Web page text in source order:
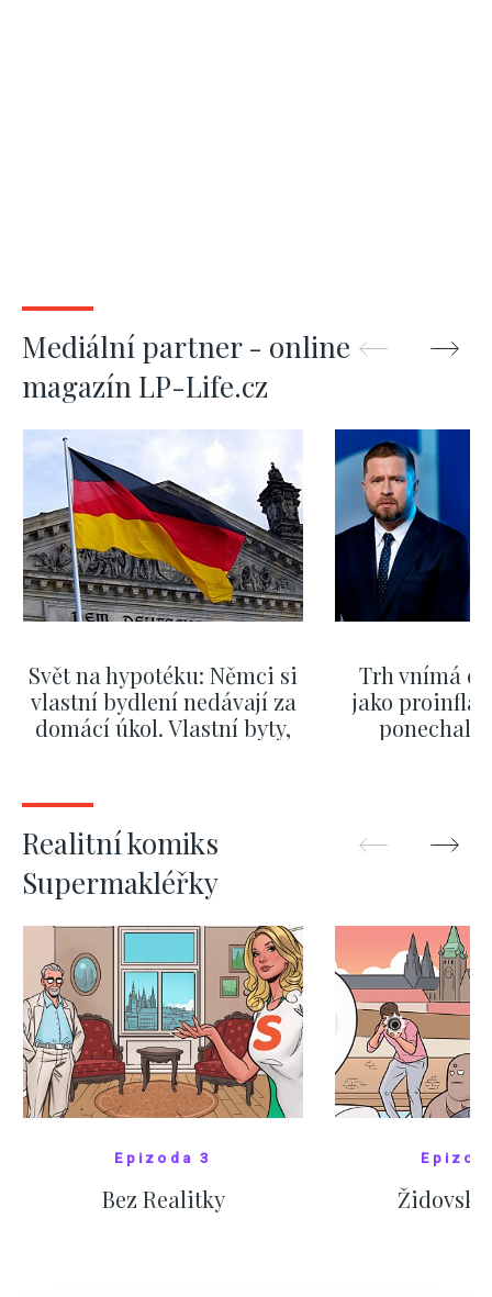
Mediální partner - online
magazín LP-Life.cz
Svět na hypotéku: Němci si
vlastní bydlení nedávají za
domácí úkol. Vlastní byty,
Trh vnímá
jako
ponechali
Realitní komiks
Supermakléřky
Epizoda 3
Bez Realitky